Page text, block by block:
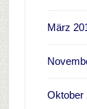
März
Oktober